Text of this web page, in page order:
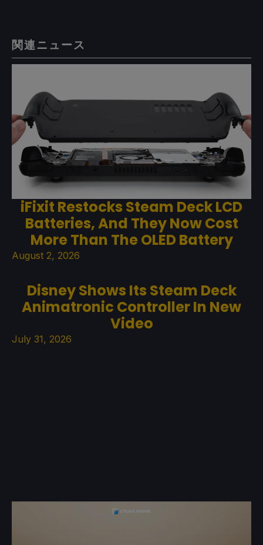
関連ニュース
iFixit Restocks Steam Deck LCD
Batteries, And They Now Cost
More Than The OLED Battery
August 2, 2026
Disney Shows Its Steam Deck
Animatronic Controller In New
Video
July 31, 2026